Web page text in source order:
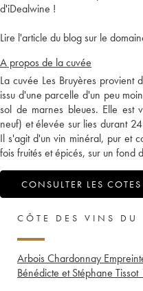
d'iDealwine !
Lire l'article du blog sur le
A propos de la cuvée
La cuvée Les Bruyères provient
issu d'une parcelle d'un peu
sol de marnes bleues. Elle
neuf) et élevée sur lies durant
Il s'agit d'un vin minéral, pur et
fois fruités et épicés, sur un fond
CONSULTER LES
CÔTE DES VINS DU
Arbois Chardonnay
Bénédicte et Stéphane Tissot